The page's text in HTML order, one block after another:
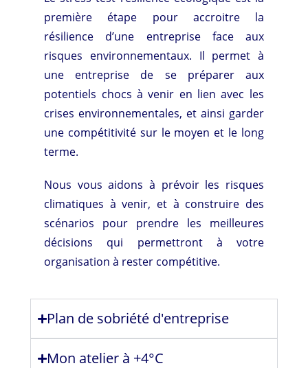
première étape pour accroitre la
résilience d’une entreprise face aux
risques environnementaux. Il permet à
une entreprise de se préparer aux
potentiels chocs à venir en lien avec les
crises environnementales, et ainsi garder
une compétitivité sur le moyen et le long
terme.
Nous vous aidons à prévoir les risques
climatiques à venir, et à construire des
scénarios pour prendre les meilleures
décisions qui permettront à votre
organisation à rester compétitive.
Plan de sobriété d'entreprise
Mon atelier à +4°C